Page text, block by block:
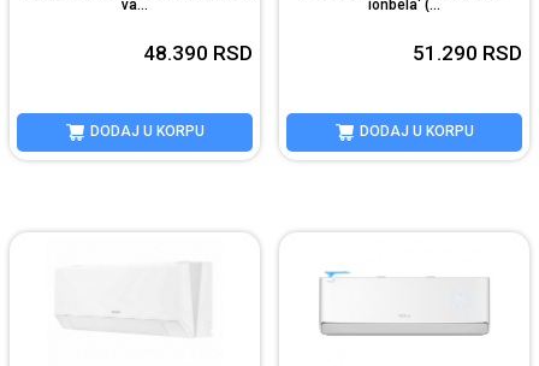
va...
48.390 RSD
DODAJ U KORPU
ionbela' (...
51.290 RSD
DODAJ U KORPU